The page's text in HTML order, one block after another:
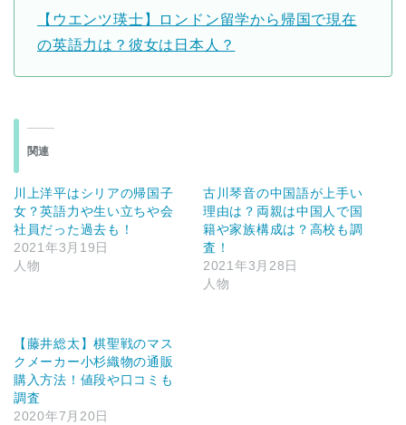
【ウエンツ瑛士】ロンドン留学から帰国で現在
の英語力は？彼女は日本人？
関連
川上洋平はシリアの帰国子
女？英語力や生い立ちや会
社員だった過去も！
2021年3月19日
人物
古川琴音の中国語が上手い
理由は？両親は中国人で国
籍や家族構成は？高校も調
査！
2021年3月28日
人物
【藤井総太】棋聖戦のマス
クメーカー小杉織物の通販
購入方法！値段や口コミも
調査
2020年7月20日